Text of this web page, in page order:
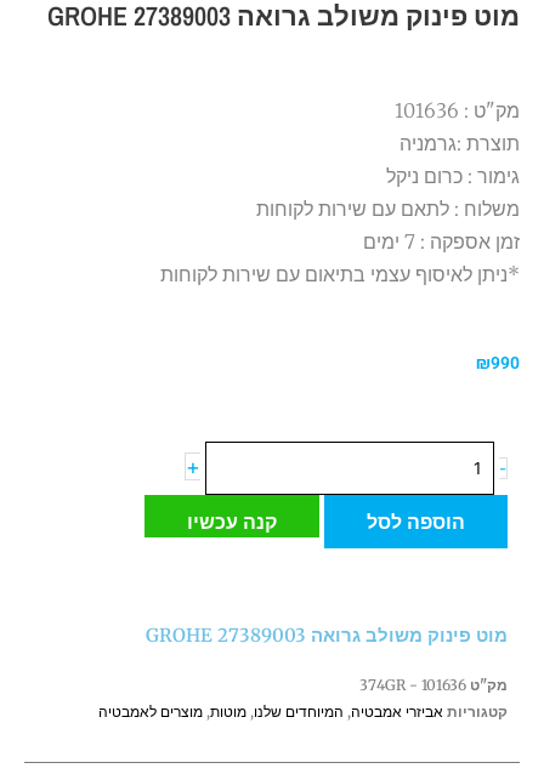
מוט פינוק משולב גרואה GROHE 27389003
מק"ט : 101636
תוצרת :גרמניה
גימור : כרום ניקל
משלוח : לתאם עם שירות לקוחות
זמן אספקה : 7 ימים
*ניתן לאיסוף עצמי בתיאום עם שירות לקוחות
₪990
-
של
פינוק
27389003
+
הוספה לסל קנה עכשיו
מוט פינוק משולב גרואה GROHE 27389003
מק"ט 374GR - 101636
קטגוריות אביזרי אמבטיה, המיוחדים שלנו, מוטות, מוצרים לאמבטיה